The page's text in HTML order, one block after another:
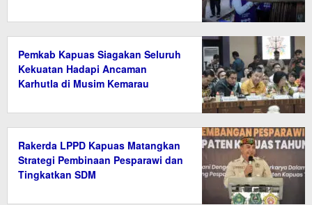
Pemkab Kapuas Siagakan Seluruh
Kekuatan Hadapi Ancaman
Karhutla di Musim Kemarau
Rakerda LPPD Kapuas Matangkan
Strategi Pembinaan Pesparawi dan
Tingkatkan SDM